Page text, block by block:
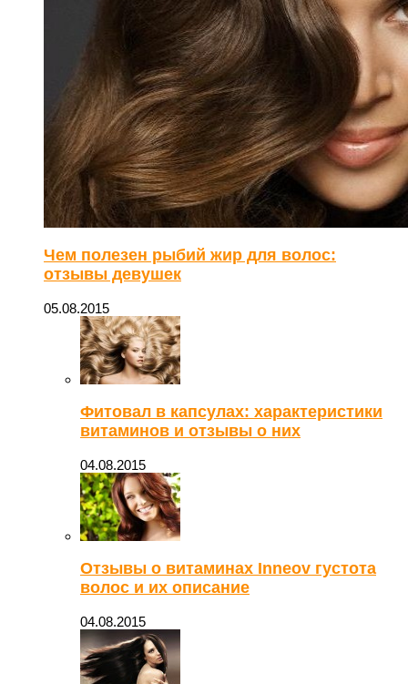
Чем полезен рыбий жир для волос:
отзывы девушек
05.08.2015
Фитовал в капсулах: характеристики
витаминов и отзывы о них
04.08.2015
Отзывы о витаминах Inneov густота
волос и их описание
04.08.2015